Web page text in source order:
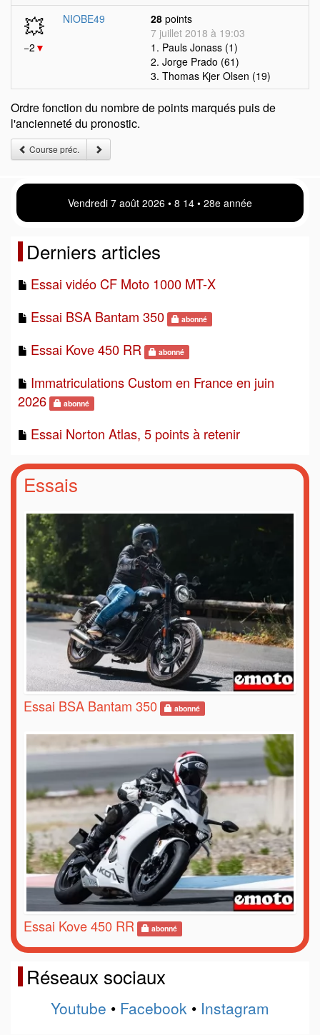
💥
−2 ▼
NIOBE49 28 points
7 juillet 2018 à 19:03
1. Pauls Jonass (1)
2. Jorge Prado (61)
3. Thomas Kjer Olsen (19)
Ordre fonction du nombre de points marqués puis de
l'ancienneté du pronostic.
Course préc.
Vendredi 7 août 2026 • 8:14 • 28e année
Derniers articles
Essai vidéo CF Moto 1000 MT-X
Essai BSA Bantam 350
abonné
Essai Kove 450 RR abonné
Immatriculations Custom en France en juin
2026
abonné
Essai Norton Atlas, 5 points à retenir
Essais
Essai BSA Bantam 350 abonné
Essai Kove 450 RR abonné
Réseaux sociaux
Youtube • Facebook • Instagram